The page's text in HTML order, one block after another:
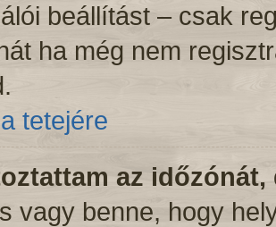
beállítást – csak
ha még nem
tetejére
az
vagy benne, hogy